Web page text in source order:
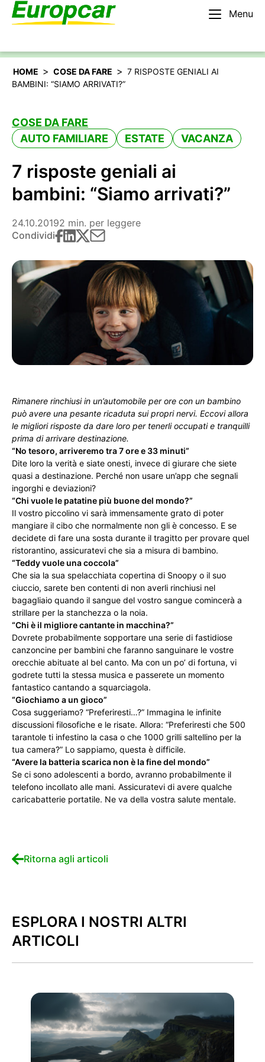
Menu
Italiano
HOME > COSE DA FARE > 7 RISPOSTE GENIALI AI
BAMBINI: “SIAMO ARRIVATI?”
COSE DA FARE
AUTO FAMILIARE
ESTATE VACANZA
7 risposte geniali ai
bambini: “Siamo arrivati?”
24.10.20192 min. per leggere
Condividi
Rimanere rinchiusi in un’automobile per ore con un bambino
può avere una pesante ricaduta sui propri nervi. Eccovi allora
le migliori risposte da dare loro per tenerli occupati e tranquilli
prima di arrivare destinazione.
“No tesoro, arriveremo tra 7 ore e 33 minuti”
Dite loro la verità e siate onesti, invece di giurare che siete
quasi a destinazione. Perché non usare un’app che segnali
ingorghi e deviazioni?
“Chi vuole le patatine più buone del mondo?”
Il vostro piccolino vi sarà immensamente grato di poter
mangiare il cibo che normalmente non gli è concesso. E se
decidete di fare una sosta durante il tragitto per provare quel
ristorantino, assicuratevi che sia a misura di bambino.
“Teddy vuole una coccola”
Che sia la sua spelacchiata copertina di Snoopy o il suo
ciuccio, sarete ben contenti di non averli rinchiusi nel
bagagliaio quando il sangue del vostro sangue comincerà a
strillare per la stanchezza o la noia.
“Chi è il migliore cantante in macchina?”
Dovrete probabilmente sopportare una serie di fastidiose
canzoncine per bambini che faranno sanguinare le vostre
orecchie abituate al bel canto. Ma con un po’ di fortuna, vi
godrete tutti la stessa musica e passerete un momento
fantastico cantando a squarciagola.
“Giochiamo a un gioco”
Cosa suggeriamo? “Preferiresti…?” Immagina le infinite
discussioni filosofiche e le risate. Allora: “Preferiresti che 500
tarantole ti infestino la casa o che 1000 grilli saltellino per la
tua camera?” Lo sappiamo, questa è difficile.
“Avere la batteria scarica non è la fine del mondo”
Se ci sono adolescenti a bordo, avranno probabilmente il
telefono incollato alle mani. Assicuratevi di avere qualche
caricabatterie portatile. Ne va della vostra salute mentale.
Ritorna agli articoli
ESPLORA I NOSTRI ALTRI
ARTICOLI